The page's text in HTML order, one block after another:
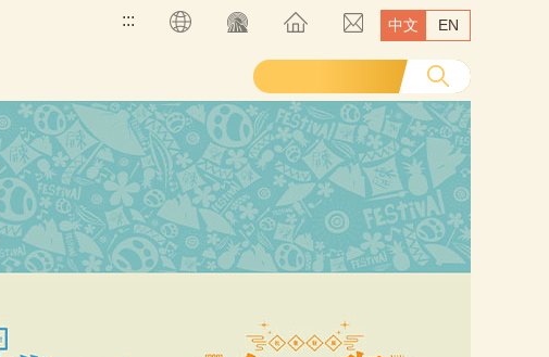
::: 中文 EN